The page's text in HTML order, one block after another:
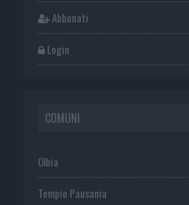
Abbonati
Login
COMUNI
Olbia
Tempio Pausania